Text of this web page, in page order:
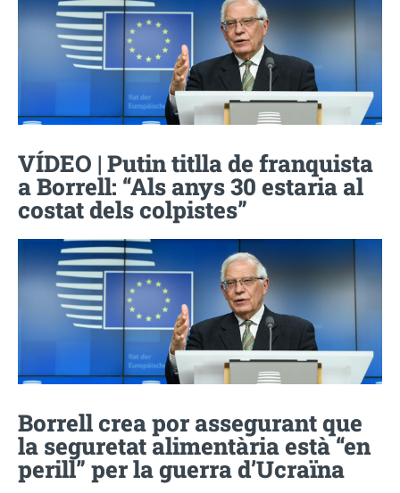
VÍDEO | Putin titlla de franquista
a Borrell: “Als anys 30 estaria al
costat dels colpistes”
Borrell crea por assegurant que
la seguretat alimentària està “en
perill” per la guerra d’Ucraïna